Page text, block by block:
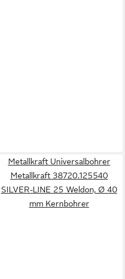
Metallkraft Universalbohrer
Metallkraft 38720.125540
SILVER-LINE 25 Weldon, Ø 40
mm Kernbohrer